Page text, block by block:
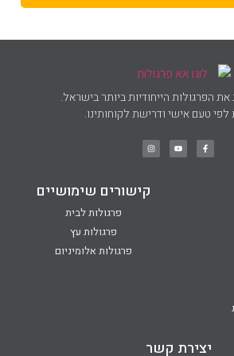
את הפרגולות הייחודיות ביותר בישראל.
טעם אישי ודרישת לקוחותינו.
קישורים שימושיים
פרגולות לבית
פרגולות עץ
פרגולות אלומיניום
יצירת קשר